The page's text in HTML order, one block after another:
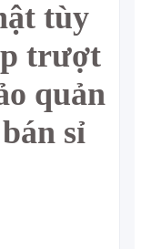
tùy
trượt
quản
sỉ